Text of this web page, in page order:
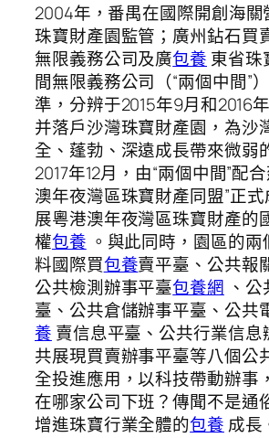
2004年，番禺在國際開創海
珠寶財產園監管；廣州鉆石買
無限義務公司及廣包養 東省珠
間無限義務公司（“兩個中間”
準，分辨于2015年9月和2016
并落戶沙灣珠寶財產園，為沙
全、蓬勃、深遠成長帶來微弱
2017年12月，由“兩個中間”配
澳年夜灣區珠寶財產同盟”正
展粵港澳年夜灣區珠寶財產的
權包養 。與此同時，園區的
料國際買包養賣平臺、公共報
公共檢測辦事平臺包養網 、
臺、公共倉儲辦事平臺、公共
養 賣信息平臺、公共行業信息
共展現買賣辦事平臺等八個公
全投進應用，以科技帶動辦事
在哪家公司下班？傳聞不是通
增進珠寶行業全體的包養成長